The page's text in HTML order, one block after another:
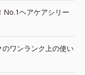
No.1ヘアケアシリー
のワンランク上の使い